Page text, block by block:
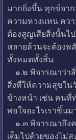
มากยิ่งขึ้น ทุกข์จา
ความหวงแหน คว
ต้องสูญเสียสิ่งนั้นไ
หลายล้วนจะต้องพ
ทั้งหมดทั้งสิ้น
๑.๒ พิจารณาว่าสิ่
สิ่งที่ให้ความสุขใ
ข้างหน้า เช่น คนที่
พอใจอะไรเราขึ้นม
๑.๓ พิจารณาถึงค
เต็มไปด้วยของไม่